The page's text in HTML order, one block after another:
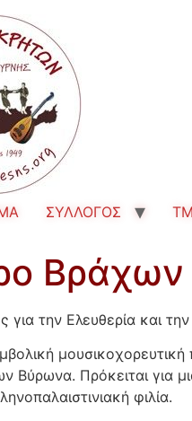
ΣΥΛΛΟΓΟΣ
Βράχων
για την Ελευθερία και την
μουσικοχορευτική
Βύρωνα. Πρόκειται για
φιλία.